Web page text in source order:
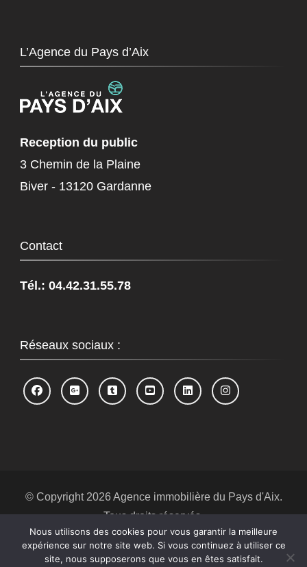
L’Agence du Pays d’Aix
Reception du public
3 Chemin de la Plaine
Biver - 13120 Gardanne
Contact
Tél.: 04.42.31.55.78
Réseaux sociaux :
© Copyright 2026 Agence immobilière du Pays d'Aix.
Tous droits réservés.
Blossom Spa | Développé parBlossom
Themes
.Propulsé par WordPress .Politique de
Nous utilisons des cookies pour vous garantir la meilleure
expérience sur notre site web. Si vous continuez à utiliser ce
site, nous supposerons que vous en êtes satisfait.